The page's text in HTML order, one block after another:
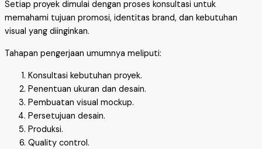
Setiap proyek dimulai dengan proses konsultasi untuk
memahami tujuan promosi, identitas brand, dan kebutuhan
visual yang diinginkan.
Tahapan pengerjaan umumnya meliputi:
Konsultasi kebutuhan proyek.
Penentuan ukuran dan desain.
Pembuatan visual mockup.
Persetujuan desain.
Produksi.
Quality control.